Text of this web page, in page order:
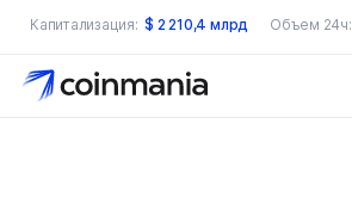
Капитализация: $ 2 210,4 млрд Объем 24ч: